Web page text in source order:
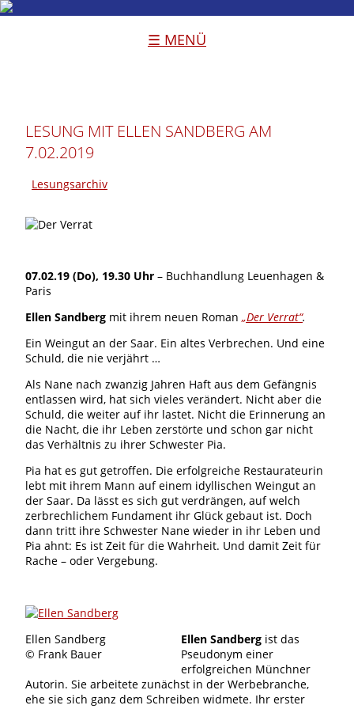
☰ MENÜ
LESUNG MIT ELLEN SANDBERG AM
7.02.2019
Lesungsarchiv
07.02.19 (Do), 19.30 Uhr – Buchhandlung Leuenhagen &
Paris
Ellen Sandberg mit ihrem neuen Roman „Der Verrat“.
Ein Weingut an der Saar. Ein altes Verbrechen. Und eine
Schuld, die nie verjährt …
Als Nane nach zwanzig Jahren Haft aus dem Gefängnis
entlassen wird, hat sich vieles verändert. Nicht aber die
Schuld, die weiter auf ihr lastet. Nicht die Erinnerung an
die Nacht, die ihr Leben zerstörte und schon gar nicht
das Verhältnis zu ihrer Schwester Pia.
Pia hat es gut getroffen. Die erfolgreiche Restaurateurin
lebt mit ihrem Mann auf einem idyllischen Weingut an
der Saar. Da lässt es sich gut verdrängen, auf welch
zerbrechlichem Fundament ihr Glück gebaut ist. Doch
dann tritt ihre Schwester Nane wieder in ihr Leben und
Pia ahnt: Es ist Zeit für die Wahrheit. Und damit Zeit für
Rache – oder Vergebung.
Ellen Sandberg
© Frank Bauer
Ellen Sandberg ist das
Pseudonym einer
erfolgreichen Münchner
Autorin. Sie arbeitete zunächst in der Werbebranche,
ehe sie sich ganz dem Schreiben widmete. Ihr erster